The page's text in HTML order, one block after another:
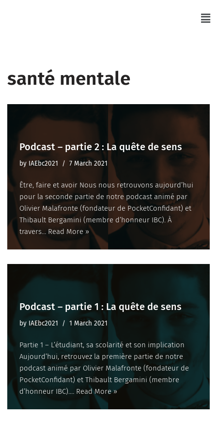
santé mentale
Podcast – partie 2 : La quête de sens
by IAEbc2021 7 March 2021
Être, faire et avoir Nous nous retrouvons aujourd’hui
pour la seconde partie de notre podcast animé par
Olivier Malafronte (fondateur de PocketConfidant) et
Thibault Bergamini (membre d’honneur IBC). À
travers… Read More »
Podcast – partie 1 : La quête de sens
by IAEbc2021 1 March 2021
Partie 1 – L’étudiant, sa scolarité et son implication
Aujourd’hui, retrouvez la première partie de notre
podcast animé par Olivier Malafronte (fondateur de
PocketConfidant) et Thibault Bergamini (membre
d’honneur IBC).… Read More »